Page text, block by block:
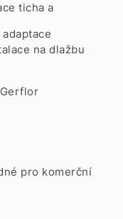
ticha a
na dlažbu
pro komerční